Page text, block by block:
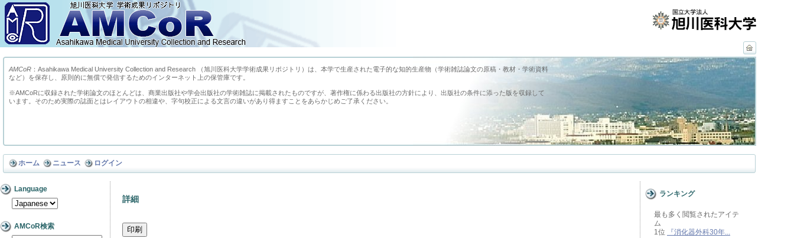
AMCoR ：Asahikawa Medical University Collection and Research （旭川医科大学学術成果リポジトリ）は、本学で生産された電子的な知的生産物（学術雑誌論文の原稿・教材・学術資料
など）を保存し、原則的に無償で発信するためのインターネット上の保管庫です。
※AMCoRに収録された学術論文のほとんどは、商業出版社や学会出版社の学術雑誌に掲載されたものですが、著作権に係わる出版社の方針により、出版社の条件に添った版を収録して
います。そのため実際の誌面とはレイアウトの相違や、字句校正による文言の違いがあり得ますことをあらかじめご了承ください。
ホーム ニュース ログイン
Language
AMCoR検索
詳細
ランキング
最も多く閲覧されたアイテ
ム
1位
『消化器外科30年...